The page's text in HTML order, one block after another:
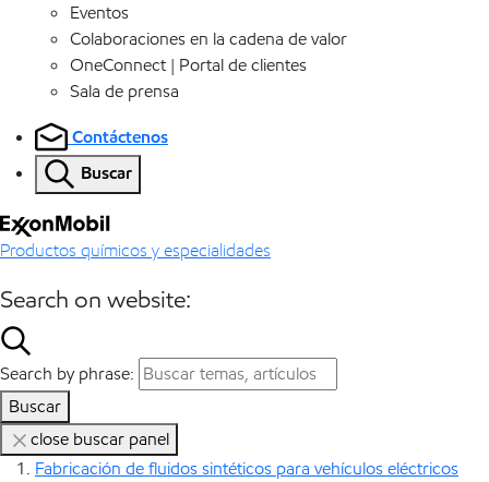
Eventos
Colaboraciones en la cadena de valor
OneConnect | Portal de clientes
Sala de prensa
Contáctenos
Buscar
Productos químicos y especialidades
Search on website:
Search by phrase:
Buscar
close buscar panel
Fabricación de fluidos sintéticos para vehículos eléctricos